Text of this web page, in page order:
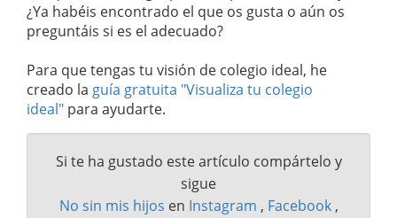
¿Ya habéis encontrado el que os gusta o aún os
preguntáis si es el adecuado?
Para que tengas tu visión de colegio ideal, he
creado la guía gratuita "Visualiza tu colegio
ideal" para ayudarte.
Si te ha gustado este artículo compártelo y
sigue
No sin mis hijos en Instagram , Facebook ,